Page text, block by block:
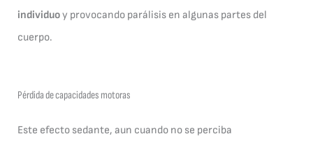
individuoy provocando parálisis en algunas partes del
cuerpo.
Pérdida de capacidades motoras
Este efecto sedante, aun cuando no se perciba